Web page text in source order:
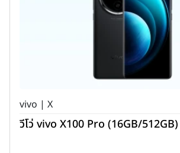
vivo | X
วีโว่ vivo X100 Pro (16GB/512GB)